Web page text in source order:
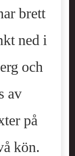
brett
ned i
och
av
på
kön.